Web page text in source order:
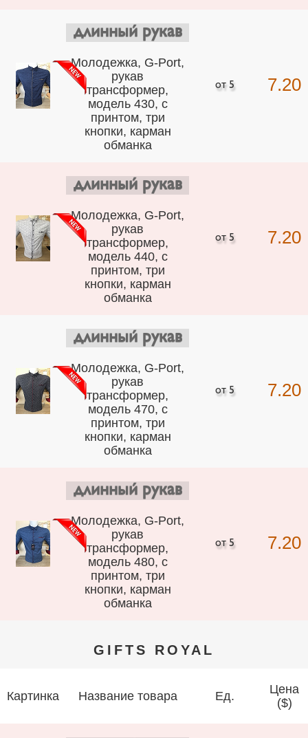
длинный рукав
Молодежка, G-Port,
рукав
трансформер,
модель 430, с
принтом, три
кнопки, карман
обманка
7.20
длинный рукав
Молодежка, G-Port,
рукав
трансформер,
модель 440, с
принтом, три
кнопки, карман
обманка
7.20
длинный рукав
Молодежка, G-Port,
рукав
трансформер,
модель 470, с
принтом, три
кнопки, карман
обманка
7.20
длинный рукав
Молодежка, G-Port,
рукав
трансформер,
модель 480, с
принтом, три
кнопки, карман
обманка
7.20
GIFTS ROYAL
Картинка Название товара Ед.
Цена
($)